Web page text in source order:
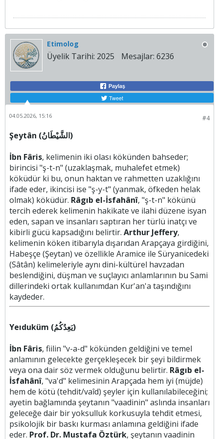
Etimolog
Üyelik Tarihi: 2025 Mesajlar: 6236
Paylaş
Tweet
#4
04.05.2026, 15:16
Şeytân (الشَّيْطَانُ)
İbn Fâris, kelimenin iki olası kökünden bahseder;
birincisi "ş-t-n" (uzaklaşmak, muhalefet etmek)
köküdür ki bu, onun haktan ve rahmetten uzaklığını
ifade eder, ikincisi ise "ş-y-t" (yanmak, öfkeden helak
olmak) köküdür. Râgıb el-İsfahânî, "ş-t-n" kökünü
tercih ederek kelimenin hakikate ve ilahi düzene isyan
eden, sapan ve insanları saptıran her türlü inatçı ve
kibirli gücü kapsadığını belirtir. Arthur Jeffery,
kelimenin köken itibarıyla dışarıdan Arapçaya girdiğini,
Habeşçe (Şeytan) ve özellikle Aramice ile Süryanicedeki
(Sâtân) kelimeleriyle aynı dini-kültürel havzadan
beslendiğini, düşman ve suçlayıcı anlamlarının bu Sami
dillerindeki ortak kullanımdan Kur'an'a taşındığını
kaydeder.
Yeıduküm (يَعِدُكُمُ)
İbn Fâris, fiilin "v-a-d" kökünden geldiğini ve temel
anlamının gelecekte gerçekleşecek bir şeyi bildirmek
veya ona dair söz vermek olduğunu belirtir. Râgıb el-
İsfahânî, "va'd" kelimesinin Arapçada hem iyi (müjde)
hem de kötü (tehdit/vaîd) şeyler için kullanılabileceğini;
ayetin bağlamında şeytanın "vaadinin" aslında insanları
geleceğe dair bir yoksulluk korkusuyla tehdit etmesi,
psikolojik bir baskı kurması anlamına geldiğini ifade
eder. Prof. Dr. Mustafa Öztürk, şeytanın vaadinin